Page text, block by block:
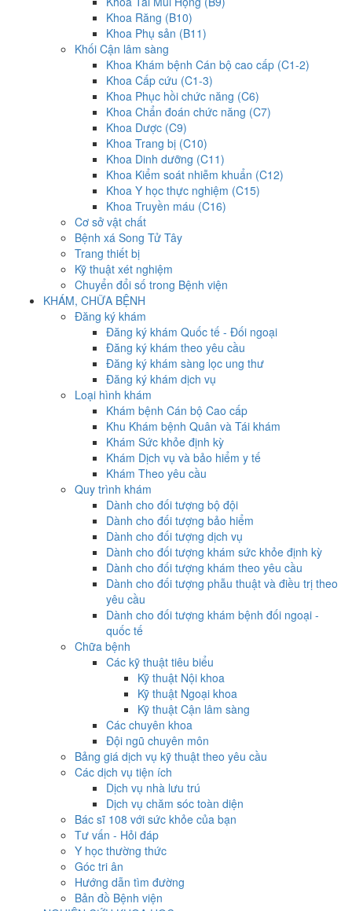
Khoa Răng (B10)
Khoa Phụ sản (B11)
Khối Cận lâm sàng
Khoa Khám bệnh Cán bộ cao cấp (C1-2)
Khoa Cấp cứu (C1-3)
Khoa Phục hồi chức năng (C6)
Khoa Chẩn đoán chức năng (C7)
Khoa Dược (C9)
Khoa Trang bị (C10)
Khoa Dinh dưỡng (C11)
Khoa Kiểm soát nhiễm khuẩn (C12)
Khoa Y học thực nghiệm (C15)
Khoa Truyền máu (C16)
Cơ sở vật chất
Bệnh xá Song Tử Tây
Trang thiết bị
Kỹ thuật xét nghiệm
Chuyển đổi số trong Bệnh viện
KHÁM, CHỮA BỆNH
Đăng ký khám
Đăng ký khám Quốc tế - Đối ngoại
Đăng ký khám theo yêu cầu
Đăng ký khám sàng lọc ung thư
Đăng ký khám dịch vụ
Loại hình khám
Khám bệnh Cán bộ Cao cấp
Khu Khám bệnh Quân và Tái khám
Khám Sức khỏe định kỳ
Khám Dịch vụ và bảo hiểm y tế
Khám Theo yêu cầu
Quy trình khám
Dành cho đối tượng bộ đội
Dành cho đối tượng bảo hiểm
Dành cho đối tượng dịch vụ
Dành cho đối tượng khám sức khỏe định kỳ
Dành cho đối tượng khám theo yêu cầu
Dành cho đối tượng phẫu thuật và điều trị theo
yêu cầu
Dành cho đối tượng khám bệnh đối ngoại -
quốc tế
Chữa bệnh
Các kỹ thuật tiêu biểu
Kỹ thuật Nội khoa
Kỹ thuật Ngoại khoa
Kỹ thuật Cận lâm sàng
Các chuyên khoa
Đội ngũ chuyên môn
Bảng giá dịch vụ kỹ thuật theo yêu cầu
Các dịch vụ tiện ích
Dịch vụ nhà lưu trú
Dịch vụ chăm sóc toàn diện
Bác sĩ 108 với sức khỏe của bạn
Tư vấn - Hỏi đáp
Y học thường thức
Góc tri ân
Hướng dẫn tìm đường
Bản đồ Bệnh viện